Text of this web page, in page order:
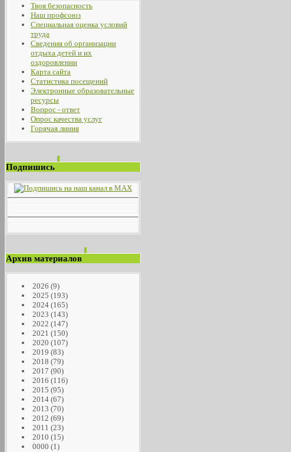
Твоя безопасность
Наш профсоюз
Специальная оценка условий
труда
Сведения об организации
отдыха детей и их
оздоровлении
Карта сайта
Статистика посещений
Электронные образовательные
ресурсы
Вопрос - ответ
Опрос качества услуг
Горячая линия
Подпишись
Архив материалов
2026 (9)
2025 (193)
2024 (165)
2023 (143)
2022 (147)
2021 (150)
2020 (107)
2019 (83)
2018 (79)
2017 (90)
2016 (116)
2015 (95)
2014 (67)
2013 (70)
2012 (69)
2011 (23)
2010 (15)
0000 (1)